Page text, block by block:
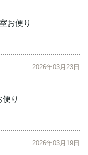
お便り
り
2026年03月23日
2026年03月19日